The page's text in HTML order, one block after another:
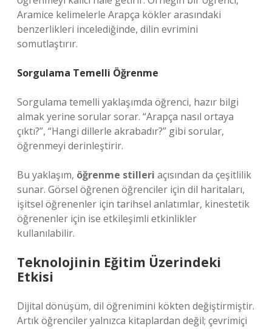
Aramice kelimelerle Arapça kökler arasındaki
benzerlikleri incelediğinde, dilin evrimini
somutlaştırır.
Sorgulama Temelli Öğrenme
Sorgulama temelli yaklaşımda öğrenci, hazır bilgi
almak yerine sorular sorar. “Arapça nasıl ortaya
çıktı?”, “Hangi dillerle akrabadır?” gibi sorular,
öğrenmeyi derinleştirir.
Bu yaklaşım, öğrenme stilleri açısından da çeşitlilik
sunar. Görsel öğrenen öğrenciler için dil haritaları,
işitsel öğrenenler için tarihsel anlatımlar, kinestetik
öğrenenler için ise etkileşimli etkinlikler
kullanılabilir.
Teknolojinin Eğitim Üzerindeki
Etkisi
Dijital dönüşüm, dil öğrenimini kökten değiştirmiştir.
Artık öğrenciler yalnızca kitaplardan değil; çevrimiçi